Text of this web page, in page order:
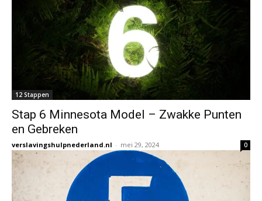
12 Stappen
Stap 6 Minnesota Model – Zwakke Punten
en Gebreken
verslavingshulpnederland.nl - mei 29, 2024 0